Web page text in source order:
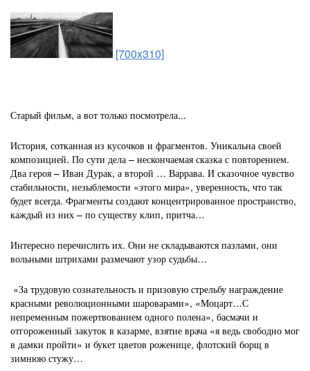
[700x310]
Старый фильм, а вот только посмотрела...
История, сотканная из кусочков и фрагментов. Уникальна своей
композицией. По сути дела – нескончаемая сказка с повторением.
Два героя – Иван Дурак, а второй … Варрава. И сказочное чувство
стабильности, незыблемости «этого мира», уверенность, что так
будет всегда. Фрагменты создают концентрированное пространство,
каждый из них – по существу клип, притча…
Интересно перечислить их. Они не складываются пазлами, они
вольными штрихами размечают узор судьбы…
«За трудовую сознательность и призовую стрельбу награждение
красными революционными шароварами», «Моцарт…С
непременным пожертвованием одного полена», басмачи и
отгороженный закуток в казарме, взятие врача «я ведь свободно мог
в дамки пройти» и букет цветов роженице, флотский борщ в
зимнюю стужу…